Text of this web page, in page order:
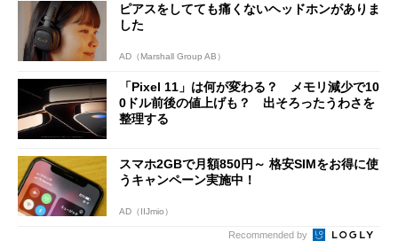
ピアスをしてても痛くないヘッドホンがありま
した
AD（Marshall Group AB）
「Pixel 11」は何が変わる？ メモリ減少で10
0ドル前後の値上げも？ 出そろったうわさを
整理する
スマホ2GBで月額850円～ 格安SIMをお得に使
うキャンペーン実施中！
AD（IIJmio）
Recommended by